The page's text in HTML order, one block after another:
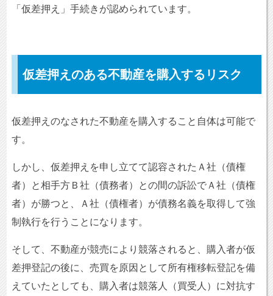
「仮差押え」手続きが認められています。
仮差押えのある不動産を購入するリスク
仮差押えのなされた不動産を購入すること自体は可能で
す。
しかし、仮差押えを申し立てて認容されたＡ社（債権
者）と相手方Ｂ社（債務者）との間の訴訟でＡ社（債権
者）が勝つと、Ａ社（債権者）が債務名義を取得して強
制執行を行うことになります。
そして、不動産が競売により競落されると、購入者が仮
差押登記の後に、売買を原因として所有権移転登記を備
えていたとしても、購入者は競落人（買受人）に対抗す